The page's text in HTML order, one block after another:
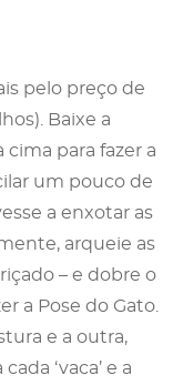
pelo preço de
Baixe a
para fazer a
um pouco de
a enxotar as
arqueie as
– e dobre o
a Pose do Gato.
e a outra,
‘vaca’ e a